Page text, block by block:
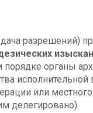
разрешений)
порядке органы
исполнительной
или
делегировано).